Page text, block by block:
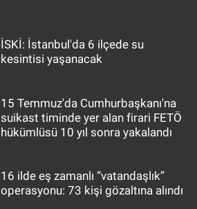
İSKİ: İstanbul'da 6 ilçede su
kesintisi yaşanacak
15 Temmuz'da Cumhurbaşkanı'na
suikast timinde yer alan firari FETÖ
hükümlüsü 10 yıl sonra yakalandı
16 ilde eş zamanlı “vatandaşlık”
operasyonu: 73 kişi gözaltına alındı